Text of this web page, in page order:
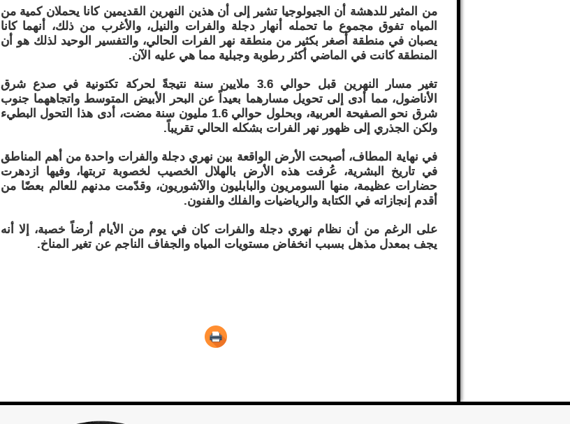
من المثير للدهشة أن الجيولوجيا تشير إلى أن هذين النهرين القديمين كانا يحملان كمية من
المياه تفوق مجموع ما تحمله أنهار دجلة والفرات والنيل، والأغرب من ذلك، أنهما كانا
يصبان في منطقة أصغر بكثير من منطقة نهر الفرات الحالي، والتفسير الوحيد لذلك هو أن
المنطقة كانت في الماضي أكثر رطوبة وجبلية مما هي عليه الآن.
تغير مسار النهرين قبل حوالي 3.6 ملايين سنة نتيجةً لحركة تكتونية في صدع شرق
الأناضول، مما أدى إلى تحويل مسارهما بعيداً عن البحر الأبيض المتوسط ​​واتجاههما جنوب
شرق نحو الصفيحة العربية، وبحلول حوالي 1.6 مليون سنة مضت، أدى هذا التحول البطيء
ولكن الجذري إلى ظهور نهر الفرات بشكله الحالي تقريباً.
في نهاية المطاف، أصبحت الأرض الواقعة بين نهري دجلة والفرات واحدة من أهم المناطق
في تاريخ البشرية، عُرفت هذه الأرض بالهلال الخصيب لخصوبة تربتها، وفيها ازدهرت
حضارات عظيمة، منها السومريون والبابليون والآشوريون، وقدّمت مدنهم للعالم بعضًا من
أقدم إنجازاته في الكتابة والرياضيات والفلك والفنون.
على الرغم من أن نظام نهري دجلة والفرات كان في يوم من الأيام أرضاً خصبة، إلا أنه
يجف بمعدل مذهل بسبب انخفاض مستويات المياه والجفاف الناجم عن تغير المناخ.